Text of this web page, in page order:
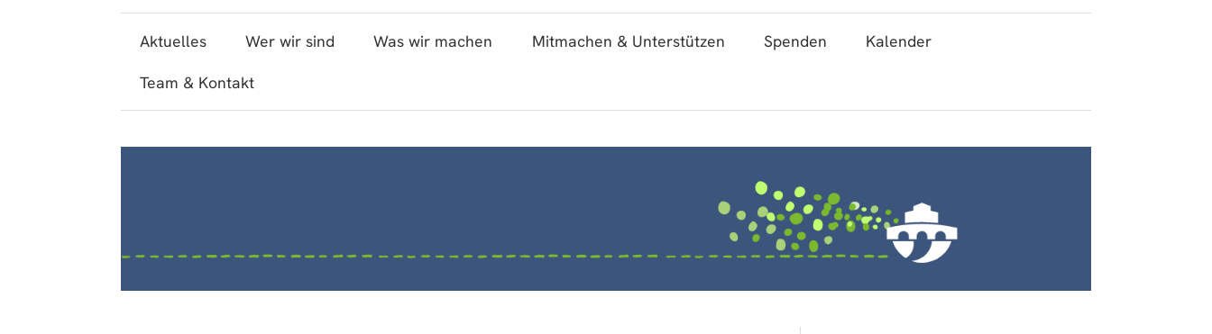
Aktuelles Wer wir sind Was wir machen Mitmachen & Unterstützen Spenden
Kalender
Team & Kontakt